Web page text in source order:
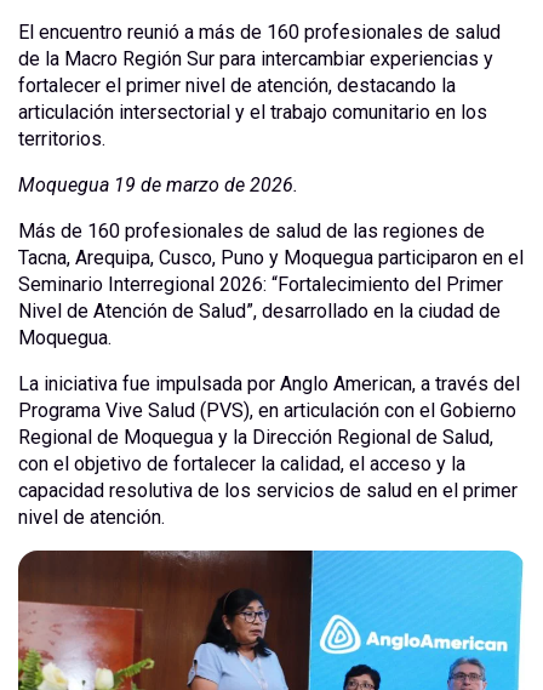
El encuentro reunió a más de 160 profesionales de salud
de la Macro Región Sur para intercambiar experiencias y
fortalecer el primer nivel de atención, destacando la
articulación intersectorial y el trabajo comunitario en los
territorios.
Moquegua 19 de marzo de 2026.
Más de 160 profesionales de salud de las regiones de
Tacna, Arequipa, Cusco, Puno y Moquegua participaron en el
Seminario Interregional 2026: “Fortalecimiento del Primer
Nivel de Atención de Salud”, desarrollado en la ciudad de
Moquegua.
La iniciativa fue impulsada por Anglo American, a través del
Programa Vive Salud (PVS), en articulación con el Gobierno
Regional de Moquegua y la Dirección Regional de Salud,
con el objetivo de fortalecer la calidad, el acceso y la
capacidad resolutiva de los servicios de salud en el primer
nivel de atención.